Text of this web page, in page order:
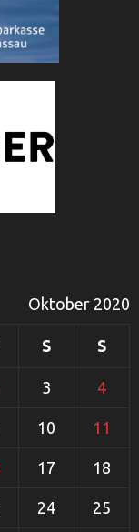
Oktober 2020
S S
3 4
10 11
17 18
24 25